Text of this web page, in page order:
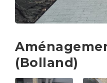
(Bolland)